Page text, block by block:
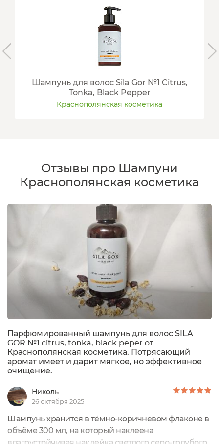
Шампунь для волос Sila Gor №1 Citrus,
Tonka, Black Pepper
Краснополянская косметика
Отзывы про Шампуни
Краснополянская косметика
Парфюмированный шампунь для волос SILA
GOR №1 citrus, tonka, black peper от
Краснополянская косметика. Потрясающий
аромат имеет и дарит мягкое, но эффективное
очищение.
Николь
26 октября 2025
Шампунь хранится в тёмно-коричневом флаконе в
объёме 300 мл, на который наклеена